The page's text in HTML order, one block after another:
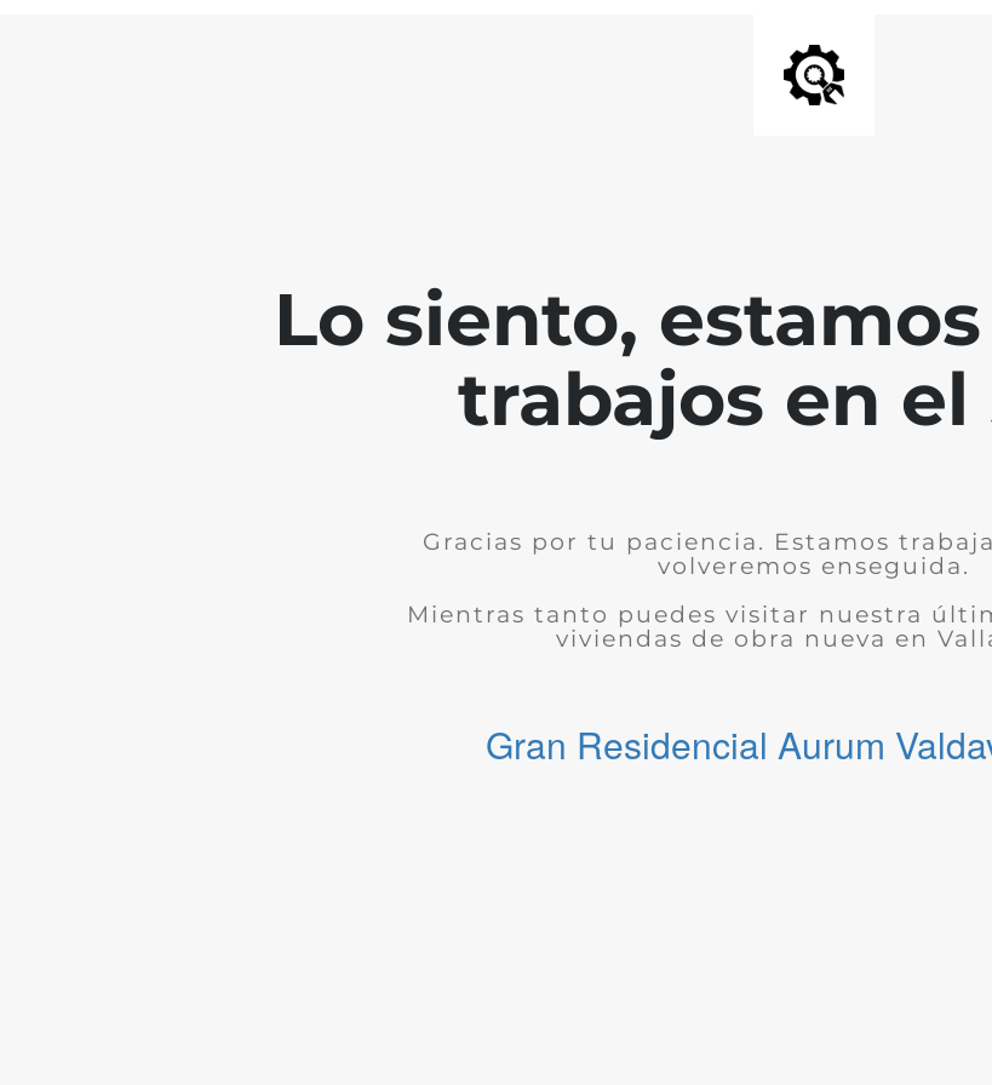
Lo siento,
trabajos en el
Gracias por tu paciencia. Estamos
volveremos enseguida.
Mientras tanto puedes visitar nuestra
viviendas de obra nueva en
Gran Residencial Aurum